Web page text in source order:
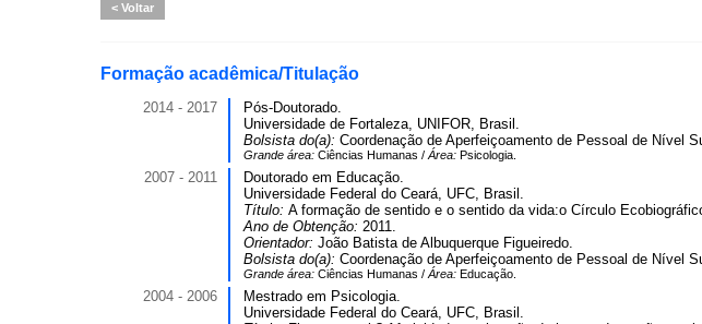
Voltar
Formação acadêmica/Titulação
2014 - 2017
Pós-Doutorado.
Universidade de Fortaleza, UNIFOR, Brasil.
Bolsista do(a): Coordenação de Aperfeiçoamento de Pessoal de Nível
Grande área: Ciências Humanas / Área: Psicologia.
2007 - 2011
Doutorado em Educação.
Universidade Federal do Ceará, UFC, Brasil.
Título: A formação de sentido e o sentido da vida:o Círculo
Ano de Obtenção: 2011.
Orientador: João Batista de Albuquerque Figueiredo.
Bolsista do(a): Coordenação de Aperfeiçoamento de Pessoal de Nível
Grande área: Ciências Humanas / Área: Educação.
2004 - 2006
Mestrado em Psicologia.
Universidade Federal do Ceará, UFC, Brasil.